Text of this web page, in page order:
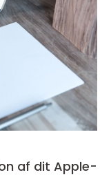
af dit Apple-